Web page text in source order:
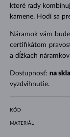
ktoré rady
kamene. Hodí sa
Náramok vám
certifikátom
a dĺžkach
Dostupnosť: na
vyzdvihnutie.
KÓD
MATERIÁL